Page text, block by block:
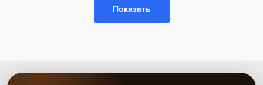
использованию современного оборудования. Мы предоставляем
Показать